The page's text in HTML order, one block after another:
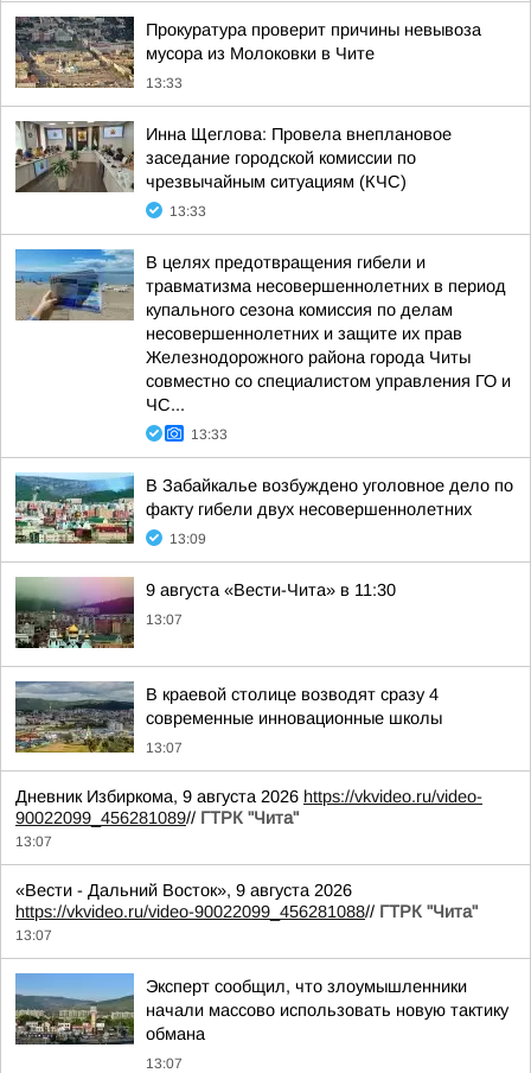
Прокуратура проверит причины невывоза
мусора из Молоковки в Чите
13:33
Инна Щеглова: Провела внеплановое
заседание городской комиссии по
чрезвычайным ситуациям (КЧС)
13:33
В целях предотвращения гибели и
травматизма несовершеннолетних в период
купального сезона комиссия по делам
несовершеннолетних и защите их прав
Железнодорожного района города Читы
совместно со специалистом управления ГО и
ЧС...
13:33
В Забайкалье возбуждено уголовное дело по
факту гибели двух несовершеннолетних
13:09
9 августа «Вести-Чита» в 11:30
13:07
В краевой столице возводят сразу 4
современные инновационные школы
13:07
Дневник Избиркома, 9 августа 2026 https://vkvideo.ru/video-
90022099_456281089// ГТРК "Чита"
13:07
«Вести - Дальний Восток», 9 августа 2026
https://vkvideo.ru/video-90022099_456281088// ГТРК "Чита"
13:07
Эксперт сообщил, что злоумышленники
начали массово использовать новую тактику
обмана
13:07